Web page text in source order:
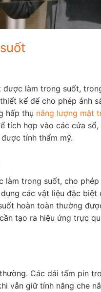
làm trong suốt,
kế để cho phép ánh
hấp thụ năng lượng mặt
tích hợp vào các cửa
tính thẩm mỹ.
trong suốt, cho
các vật liệu đặc biệt
hoàn toàn thường
tạo ra hiệu ứng trực
Các dải tấm pin
vẫn giữ tính năng che